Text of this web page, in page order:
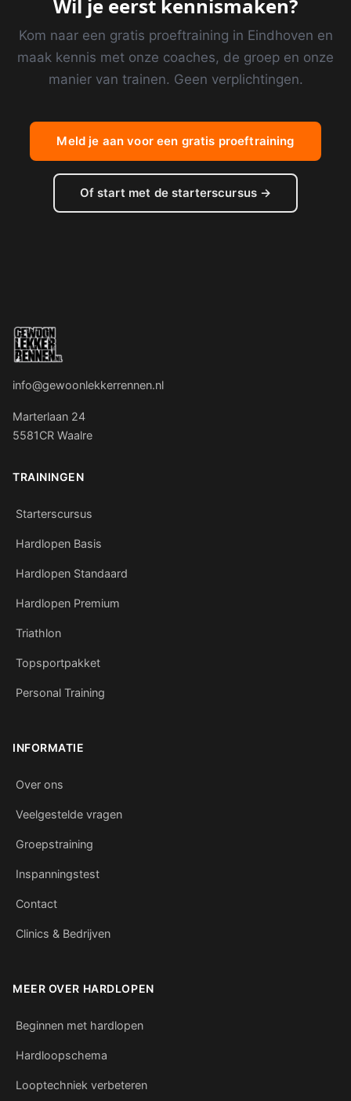
Wil je eerst kennismaken?
Kom naar een gratis proeftraining in Eindhoven en
maak kennis met onze coaches, de groep en onze
manier van trainen. Geen verplichtingen.
Meld je aan voor een gratis proeftraining
Of start met de starterscursus →
info@gewoonlekkerrennen.nl
Marterlaan 24
5581CR Waalre
TRAININGEN
Starterscursus
Hardlopen Basis
Hardlopen Standaard
Hardlopen Premium
Triathlon
Topsportpakket
Personal Training
INFORMATIE
Over ons
Veelgestelde vragen
Groepstraining
Inspanningstest
Contact
Clinics & Bedrijven
MEER OVER HARDLOPEN
Beginnen met hardlopen
Hardloopschema
Looptechniek verbeteren